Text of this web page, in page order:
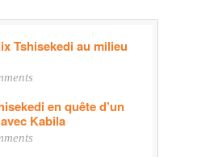
Tshisekedi au milieu
en quête d’un
Kabila